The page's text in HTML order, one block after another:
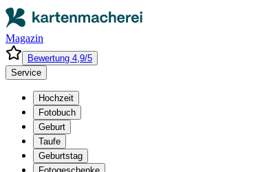
Magazin
Bewertung 4,9/5
Service
Hochzeit
Fotobuch
Geburt
Taufe
Geburtstag